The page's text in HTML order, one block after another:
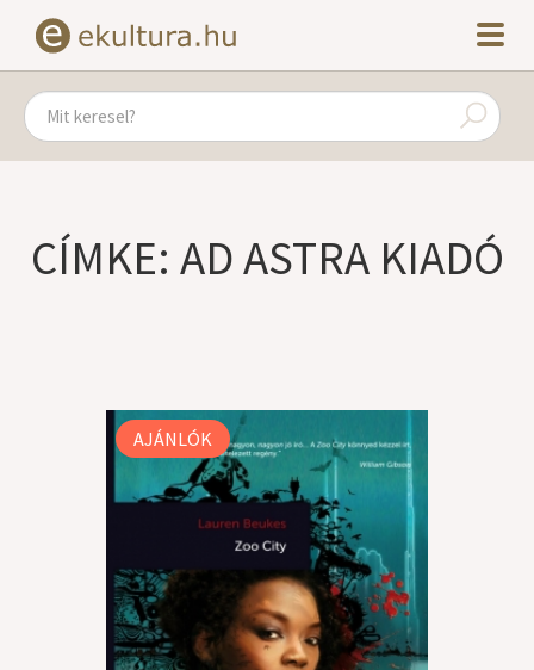
CÍMKE: AD ASTRA KIADÓ
AJÁNLÓK